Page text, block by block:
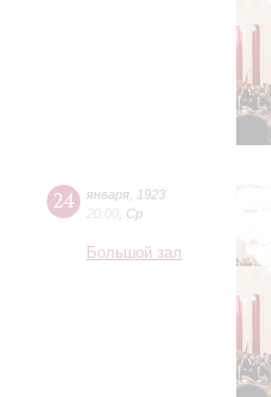
24 января
1923
20:00 Ср
Большой зал